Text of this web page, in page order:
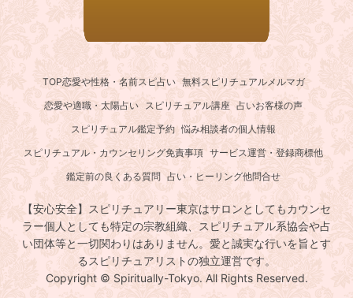
TOP恋愛や性格・名前スピ占い 無料スピリチュアルメルマガ
恋愛や適職・太陽占い
スピリチュアル講座 占いお客様の声
スピリチュアル鑑定予約 悩み相談者の個人情報
スピリチュアル・カウンセリング免責事項 サービス運営・登録商標他
鑑定前の良くある質問 占い・ヒーリング他問合せ
【安心安全】スピリチュアリー東京はサロンとしてもカウンセ
ラー個人としても特定の宗教組織、スピリチュアル系協会や占
い団体等と一切関わりはありません。愛と誠実な行いを旨とす
るスピリチュアリストの独立運営です。
Copyright © Spiritually-Tokyo. All Rights Reserved.